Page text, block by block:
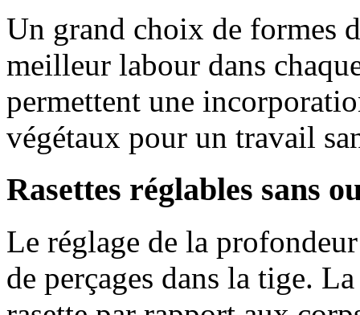
Un grand choix de formes
meilleur labour dans
permettent une
végétaux pour un travail
Rasettes réglables sans
Le réglage de la
de perçages dans la tige.